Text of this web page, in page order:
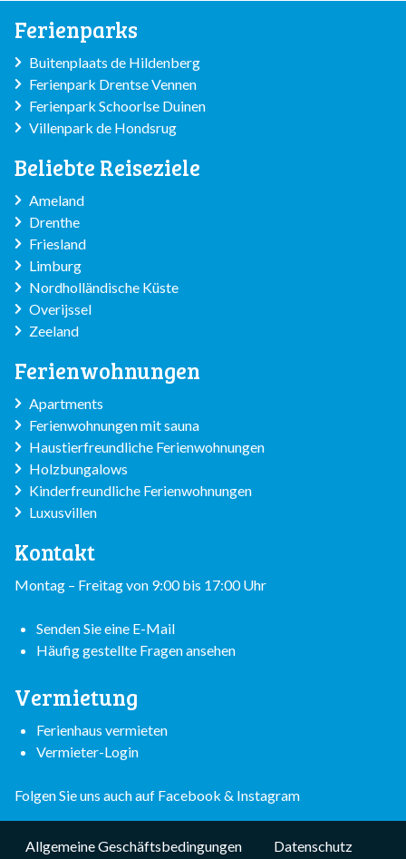
Ferienparks
Buitenplaats de Hildenberg
Ferienpark Drentse Vennen
Ferienpark Schoorlse Duinen
Villenpark de Hondsrug
Beliebte Reiseziele
Ameland
Drenthe
Friesland
Limburg
Nordholländische Küste
Overijssel
Zeeland
Ferienwohnungen
Apartments
Ferienwohnungen mit sauna
Haustierfreundliche Ferienwohnungen
Holzbungalows
Kinderfreundliche Ferienwohnungen
Luxusvillen
Kontakt
Montag – Freitag von 9:00 bis 17:00 Uhr
Senden Sie eine E-Mail
Häufig gestellte Fragen ansehen
Vermietung
Ferienhaus vermieten
Vermieter-Login
Folgen Sie uns auch auf Facebook & Instagram
Allgemeine Geschäftsbedingungen Datenschutz